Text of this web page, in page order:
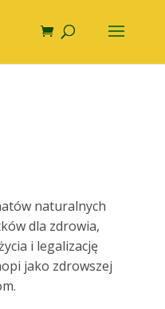
naturalnych
dla zdrowia,
i legalizację
jako zdrowszej